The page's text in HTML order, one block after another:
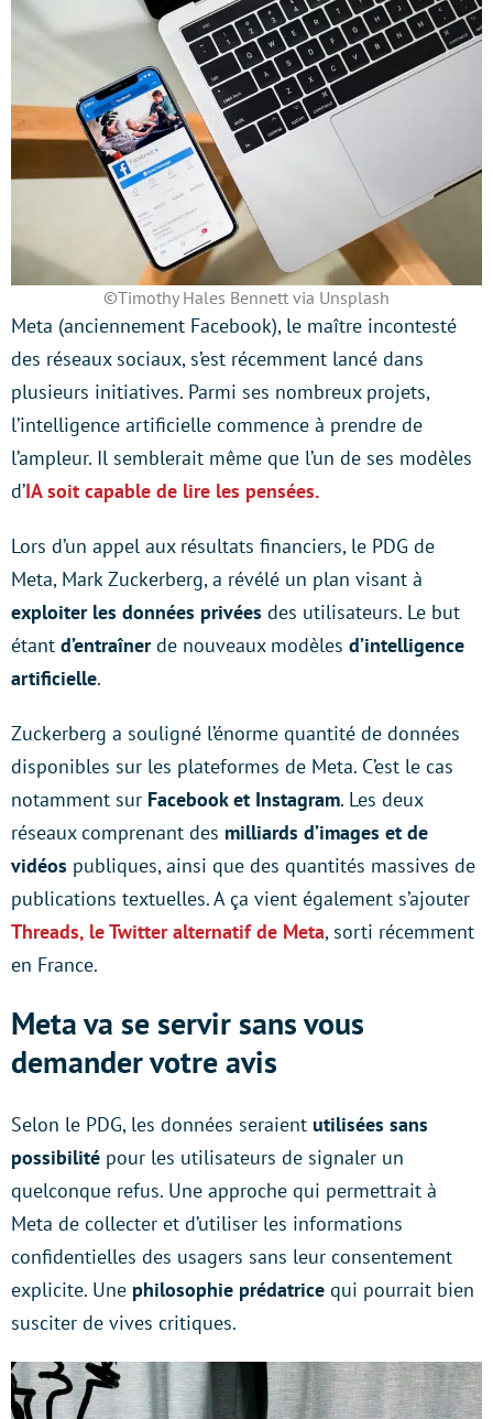
©Timothy Hales Bennett via Unsplash
Meta (anciennement Facebook), le maître incontesté
des réseaux sociaux, s’est récemment lancé dans
plusieurs initiatives. Parmi ses nombreux projets,
l’intelligence artificielle commence à prendre de
l’ampleur. Il semblerait même que l’un de ses modèles
d’IA soit capable de lire les pensées.
Lors d’un appel aux résultats financiers, le PDG de
Meta, Mark Zuckerberg, a révélé un plan visant à
exploiter les données privées des utilisateurs. Le but
étant d’entraînerde nouveaux modèles d’intelligence
artificielle.
Zuckerberg a souligné l’énorme quantité de données
disponibles sur les plateformes de Meta. C’est le cas
notamment sur Facebook et Instagram. Les deux
réseaux comprenant des milliards d’images et de
vidéos publiques, ainsi que des quantités massives de
publications textuelles. A ça vient également s’ajouter
Threads, le Twitter alternatif de Meta, sorti récemment
en France.
Meta va se servir sans vous
demander votre avis
Selon le PDG, les données seraient utilisées sans
possibilité pour les utilisateurs de signaler un
quelconque refus. Une approche qui permettrait à
Meta de collecter et d’utiliser les informations
confidentielles des usagers sans leur consentement
explicite. Une philosophie prédatrice qui pourrait bien
susciter de vives critiques.